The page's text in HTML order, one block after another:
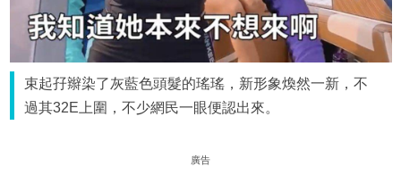
束起孖辮染了灰藍色頭髮的瑤瑤，新形象煥然一新，不
過其32E上圍，不少網民一眼便認出來。
廣告